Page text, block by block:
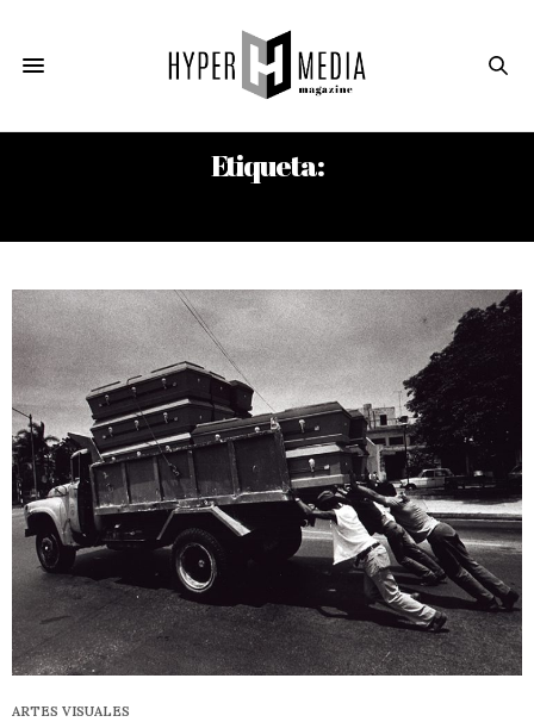
Etiqueta:
ARTES VISUALES